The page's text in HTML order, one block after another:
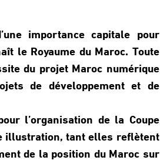
importance capitale pour
le Royaume du Maroc. Toute
du projet Maroc numérique
de développement et de
l’organisation de la Coupe
illustration, tant elles reflètent
de la position du Maroc sur